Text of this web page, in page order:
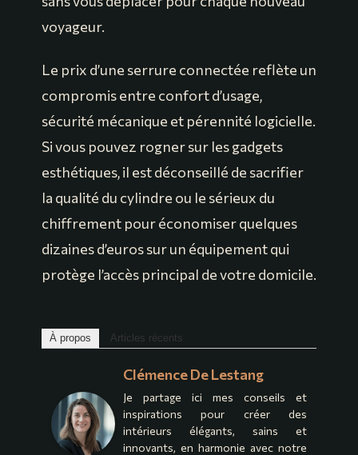
voyageur.
Le prix d’une serrure connectée reflète un
compromis entre confort d’usage,
sécurité mécanique et pérennité logicielle.
Si vous pouvez rogner sur les gadgets
esthétiques, il est déconseillé de sacrifier
la qualité du cylindre ou le sérieux du
chiffrement pour économiser quelques
dizaines d’euros sur un équipement qui
protège l’accès principal de votre domicile.
À propos Articles récents
Clémence De Lestang
Je partage ici mes conseils et
inspirations pour créer des
intérieurs élégants, sains et
innovants, en harmonie avec notre